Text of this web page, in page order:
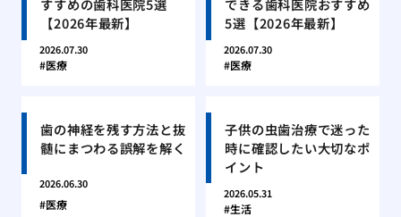
すすめの歯科医院5選
【2026年最新】
2026.07.30
医療
できる歯科医院おすすめ
5選【2026年最新】
2026.07.30
医療
歯の神経を残す方法と抜
髄にまつわる誤解を解く
2026.06.30
医療
子供の虫歯治療で迷った
時に確認したい大切なポ
イント
2026.05.31
生活